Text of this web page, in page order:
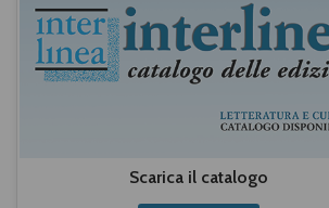
Scarica il catalogo